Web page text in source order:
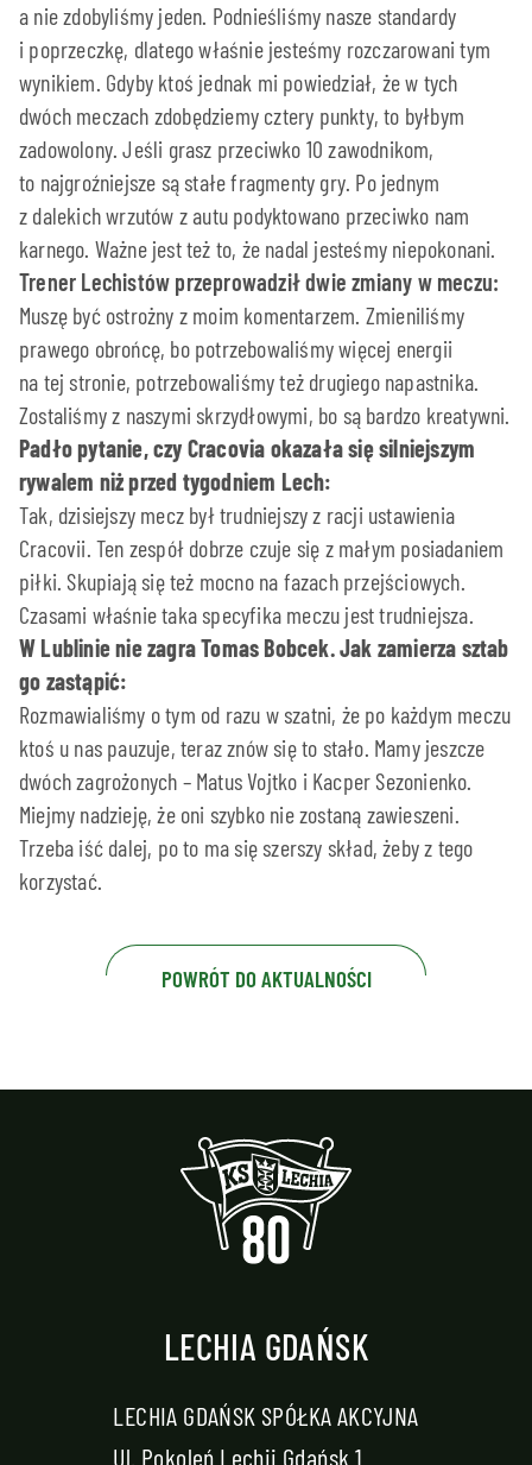
a nie zdobyliśmy jeden. Podnieśliśmy nasze standardy
i poprzeczkę, dlatego właśnie jesteśmy rozczarowani tym
wynikiem. Gdyby ktoś jednak mi powiedział, że w tych
dwóch meczach zdobędziemy cztery punkty, to byłbym
zadowolony. Jeśli grasz przeciwko 10 zawodnikom,
to najgroźniejsze są stałe fragmenty gry. Po jednym
z dalekich wrzutów z autu podyktowano przeciwko nam
karnego. Ważne jest też to, że nadal jesteśmy niepokonani.
Trener Lechistów przeprowadził dwie zmiany w meczu:
Muszę być ostrożny z moim komentarzem. Zmieniliśmy
prawego obrońcę, bo potrzebowaliśmy więcej energii
na tej stronie, potrzebowaliśmy też drugiego napastnika.
Zostaliśmy z naszymi skrzydłowymi, bo są bardzo kreatywni.
Padło pytanie, czy Cracovia okazała się silniejszym
rywalem niż przed tygodniem Lech:
Tak, dzisiejszy mecz był trudniejszy z racji ustawienia
Cracovii. Ten zespół dobrze czuje się z małym posiadaniem
piłki. Skupiają się też mocno na fazach przejściowych.
Czasami właśnie taka specyfika meczu jest trudniejsza.
W Lublinie nie zagra Tomas Bobcek. Jak zamierza sztab
go zastąpić:
Rozmawialiśmy o tym od razu w szatni, że po każdym meczu
ktoś u nas pauzuje, teraz znów się to stało. Mamy jeszcze
dwóch zagrożonych – Matus Vojtko i Kacper Sezonienko.
Miejmy nadzieję, że oni szybko nie zostaną zawieszeni.
Trzeba iść dalej, po to ma się szerszy skład, żeby z tego
korzystać.
POWRÓT DO AKTUALNOŚCI
LECHIA GDAŃSK
LECHIA GDAŃSK SPÓŁKA AKCYJNA
Ul. Pokoleń Lechii Gdańsk 1